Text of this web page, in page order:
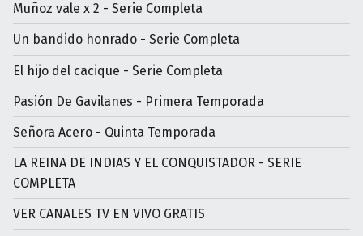
Muñoz vale x 2 - Serie Completa
Un bandido honrado - Serie Completa
El hijo del cacique - Serie Completa
Pasión De Gavilanes - Primera Temporada
Señora Acero - Quinta Temporada
LA REINA DE INDIAS Y EL CONQUISTADOR - SERIE
COMPLETA
VER CANALES TV EN VIVO GRATIS